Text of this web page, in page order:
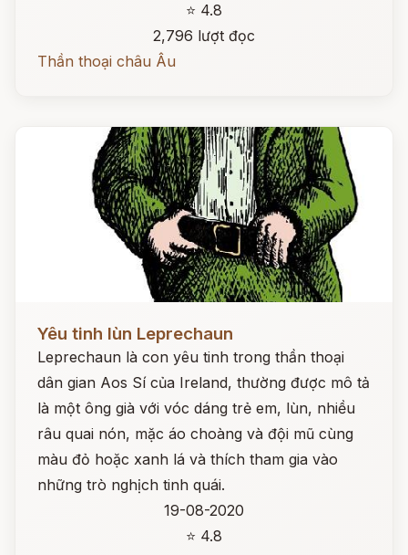
⭐ 4.8
2,796 lượt đọc
Thần thoại châu Âu
Yêu tinh lùn Leprechaun
Leprechaun là con yêu tinh trong thần thoại
dân gian Aos Sí của Ireland, thường được mô tả
là một ông già với vóc dáng trẻ em, lùn, nhiều
râu quai nón, mặc áo choàng và đội mũ cùng
màu đỏ hoặc xanh lá và thích tham gia vào
những trò nghịch tinh quái.
19-08-2020
⭐ 4.8